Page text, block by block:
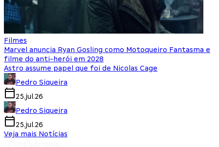
Filmes
Marvel anuncia Ryan Gosling como Motoqueiro Fantasma e
filme do anti-herói em 2028
Astro assume papel que foi de Nicolas Cage
Pedro Siqueira
25.jul.26
Pedro Siqueira
25.jul.26
Veja mais Notícias